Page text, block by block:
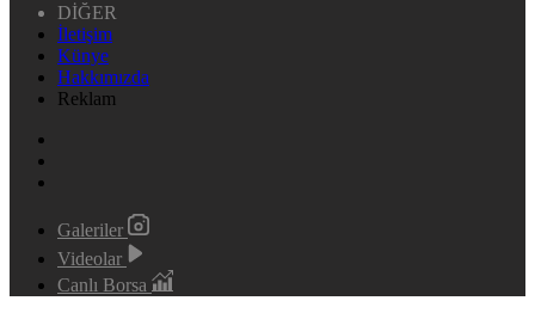
DİĞER
İletişim
Künye
Hakkımızda
Reklam
Galeriler
Videolar
Canlı Borsa